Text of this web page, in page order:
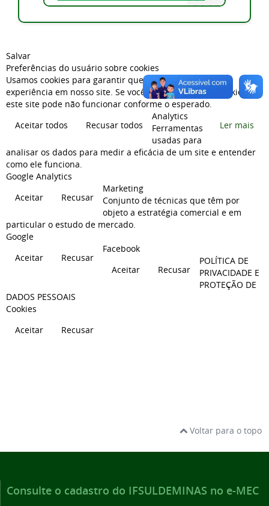
Salvar
Preferências do usuário sobre cookies
Usamos cookies para garantir que você tenha a melhor
experiência em nosso site. Se você recusar o uso de cookies,
este site pode não funcionar conforme o esperado.
Aceitar todos
Recusar todos Ler mais
Analytics
Ferramentas
usadas para
analisar os dados para medir a eficácia de um site e entender
como ele funciona.
Google Analytics
Aceitar
Recusar
Marketing
Conjunto de técnicas que têm por
objeto a estratégia comercial e em
particular o estudo de mercado.
Google
Aceitar
Recusar
Facebook
Aceitar
Recusar
POLÍTICA DE
PRIVACIDADE E
PROTEÇÃO DE
DADOS PESSOAIS
Cookies
Aceitar
Recusar
Voltar para o topo
Consulte o cadastro do IFSULDEMINAS no e-MEC